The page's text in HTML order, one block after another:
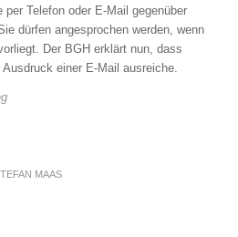
Telefon oder E-Mail gegenüber
dürfen angesprochen werden, wenn
Der BGH erklärt nun, dass
einer E-Mail ausreiche.
MAAS